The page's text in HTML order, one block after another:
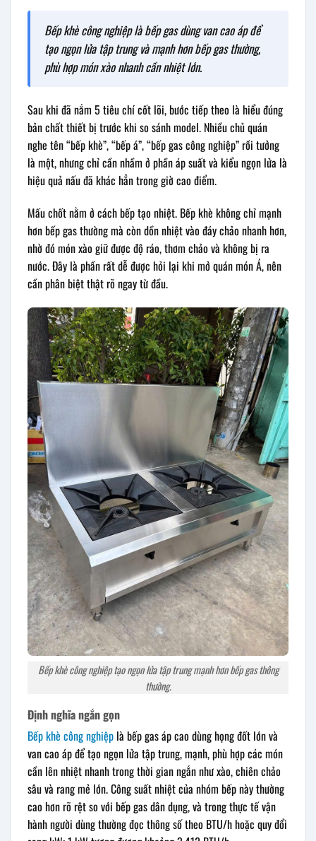
Bếp khè công nghiệp là bếp gas dùng van cao áp để
tạo ngọn lửa tập trung và mạnh hơn bếp gas thường,
phù hợp món xào nhanh cần nhiệt lớn.
Sau khi đã nắm 5 tiêu chí cốt lõi, bước tiếp theo là hiểu đúng
bản chất thiết bị trước khi so sánh model. Nhiều chủ quán
nghe tên “bếp khè”, “bếp á”, “bếp gas công nghiệp” rồi tưởng
là một, nhưng chỉ cần nhầm ở phần áp suất và kiểu ngọn lửa là
hiệu quả nấu đã khác hẳn trong giờ cao điểm.
Mấu chốt nằm ở cách bếp tạo nhiệt. Bếp khè không chỉ mạnh
hơn bếp gas thường mà còn dồn nhiệt vào đáy chảo nhanh hơn,
nhờ đó món xào giữ được độ ráo, thơm chảo và không bị ra
nước. Đây là phần rất dễ được hỏi lại khi mở quán món Á, nên
cần phân biệt thật rõ ngay từ đầu.
Bếp khè công nghiệp tạo ngọn lửa tập trung mạnh hơn bếp gas thông
thường.
Định nghĩa ngắn gọn
Bếp khè công nghiệp là bếp gas áp cao dùng họng đốt lớn và
van cao áp để tạo ngọn lửa tập trung, mạnh, phù hợp các món
cần lên nhiệt nhanh trong thời gian ngắn như xào, chiên chảo
sâu và rang mẻ lớn. Công suất nhiệt của nhóm bếp này thường
cao hơn rõ rệt so với bếp gas dân dụng, và trong thực tế vận
hành người dùng thường đọc thông số theo BTU/h hoặc quy đổi